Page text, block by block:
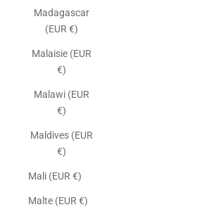
Madagascar
(EUR €)
Malaisie (EUR
€)
Malawi (EUR
€)
Maldives (EUR
€)
Mali (EUR €)
Malte (EUR €)